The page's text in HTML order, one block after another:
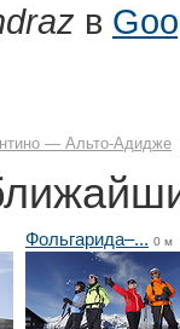
в
— Альто-Адидже
Фольгарида–... 0 м